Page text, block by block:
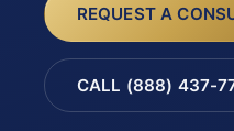
REQUEST A
CALL (888) 437-